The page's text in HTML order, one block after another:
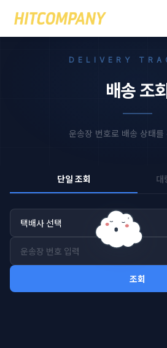
DELIVERY
배송 조
운송장 번호로 배송 상태를
단일 조회 대
조회
z